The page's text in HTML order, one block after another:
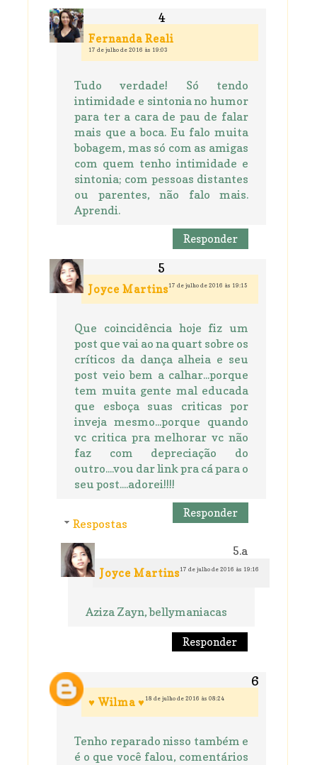
Fernanda Reali
17 de julho de 2016 às 19:03
Tudo verdade! Só tendo
intimidade e sintonia no humor
para ter a cara de pau de falar
mais que a boca. Eu falo muita
bobagem, mas só com as amigas
com quem tenho intimidade e
sintonia; com pessoas distantes
ou parentes, não falo mais.
Aprendi.
Responder
Joyce Martins 17 de julho de 2016 às 19:15
Que coincidência hoje fiz um
post que vai ao na quart sobre os
críticos da dança alheia e seu
post veio bem a calhar...porque
tem muita gente mal educada
que esboça suas criticas por
inveja mesmo...porque quando
vc critica pra melhorar vc não
faz com depreciação do
outro....vou dar link pra cá para o
seu post....adorei!!!!
Responder
Respostas
Joyce Martins 17 de julho de 2016 às 19:16
Aziza Zayn, bellymaniacas
Responder
♥ Wilma ♥ 18 de julho de 2016 às 08:24
Tenho reparado nisso também e
é o que você falou, comentários